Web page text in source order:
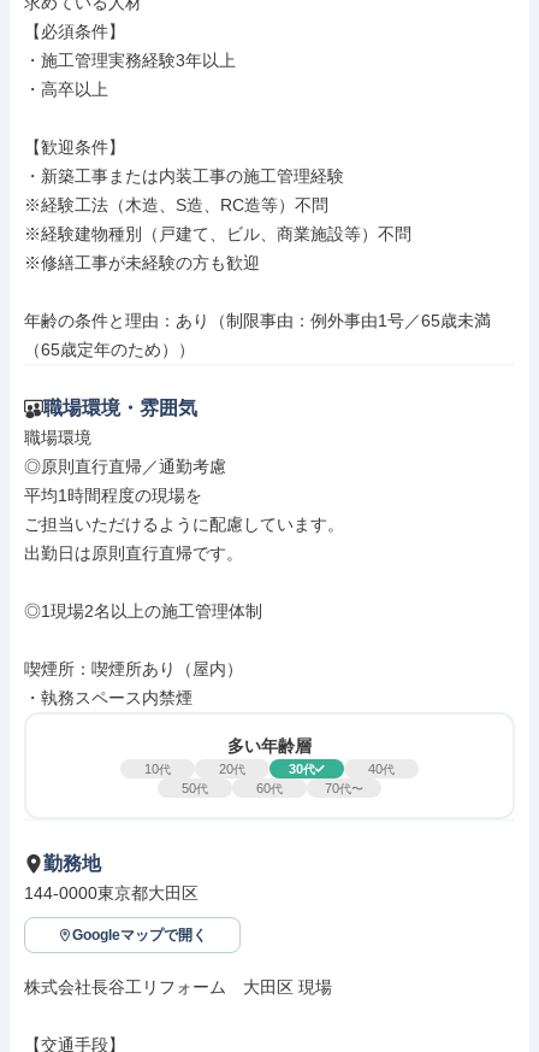
【必須条件】
・施工管理実務経験3年以上
・高卒以上
【歓迎条件】
・新築工事または内装工事の施工管理経験
※経験工法（木造、S造、RC造等）不問
※経験建物種別（戸建て、ビル、商業施設等）不問
※修繕工事が未経験の方も歓迎
年齢の条件と理由：あり（制限事由：例外事由1号／65歳未満
（65歳定年のため））
職場環境・雰囲気
職場環境
◎原則直行直帰／通勤考慮
平均1時間程度の現場を
ご担当いただけるように配慮しています。
出勤日は原則直行直帰です。
◎1現場2名以上の施工管理体制
喫煙所：喫煙所あり（屋内）
・執務スペース内禁煙
多い年齢層
10代 20代 30代 40代
50代 60代 70代〜
勤務地
144-0000東京都大田区
Googleマップで開く
株式会社長谷工リフォーム　大田区 現場
【交通手段】